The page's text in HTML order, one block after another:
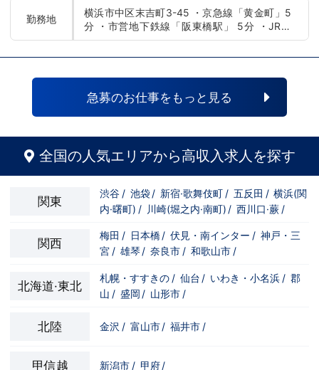
為にはどうしたらいいのか？を考えられる
上記のような方が当グループでは活躍の場
を広げています。他にも…・失敗しても諦
い！・環境を変えてチャレンジしたい！・
経験がないからダメという事は一切なく、
自分の将来のビジョンの為にこうしたい！
こうなりたい！と強い意志を持ってる方に
も平等にチャンスがある職場になっていま
す。今働いてる先輩方は、異業種から転職
してきた方が圧倒的に多いです。「ちょっ
と求めてる人物像と自分は違うかも…？」
と思う方もいると思います。ですが、よく
考えてください。全てが当てはまる人の方
が少ないと思います。ココは自分にも当て
はまる！で十分なんです。まずは応募し
さい。その後、私たちの想いを説明させて
いただきます。その話の中で共感できる
か/出来ないかだと思います。ご応募お待
方が当グループでは活躍の場を広げていま
す。他にも…・失敗しても諦めない！・と
にかくやる気だけは負けない！・環境を変
をあげたい！など。接客業経験がないから
ジョンの為にこうしたい！こうなりたい！
と強い意志を持ってる方にも平等にチャン
スがある職場になっています。その為、未
経験からの応募も大歓迎です。今働いてる
倒的に多いです。「ちょっと求めてる人物
像と自分は違うかも…？」と思う方もいる
と思います。ですが、よく考えてくださ
い。全てが当てはまる人の方が少ないと思
います。ココは自分にも当てはまる！で十
分なんです。まずは応募して、面接時にあ
なたの想いを聞かせてください。その後、
その話の中で共感できるか/出来ないかだ
と思います。ご応募お待ちしておりま
す！！
勤務地
横浜市中区末吉町3-45 ・京急線「黄金町」5
分 ・市営地下鉄線「阪東橋駅」 5分 ・JR線
「関内駅」15分
急募のお仕事をもっと見る
全国の人気エリアから高収入求人を探す
関東
渋谷 / 池袋 / 新宿·歌舞伎町 / 五反田 / 横浜(関
内·曙町) / 川崎(堀之内·南町) / 西川口·蕨 /
関西
梅田 / 日本橋 / 伏見・南インター / 神戸・三
宮 / 雄琴 / 奈良市 / 和歌山市 /
北海道·東北
札幌・すすきの / 仙台 / いわき・小名浜 / 郡
山 / 盛岡 / 山形市 /
北陸 金沢 / 富山市 / 福井市 /
甲信越 新潟市 / 甲府 /